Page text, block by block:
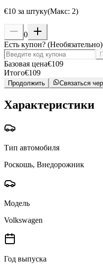
€10 за штуку(Макс: 2)
0
Есть купон? (Необязательно)
Базовая цена€109
Итого€109
Продолжить Связаться
Характеристики
Тип автомобиля
Роскошь, Внедорожник
Модель
Volkswagen
Год выпуска